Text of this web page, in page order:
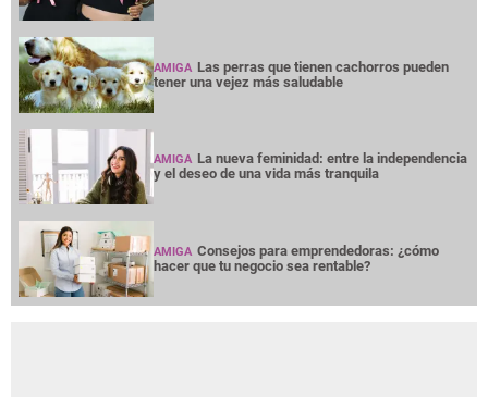
AMIGA Las perras que tienen cachorros pueden
tener una vejez más saludable
AMIGA La nueva feminidad: entre la independencia
y el deseo de una vida más tranquila
AMIGA Consejos para emprendedoras: ¿cómo
hacer que tu negocio sea rentable?